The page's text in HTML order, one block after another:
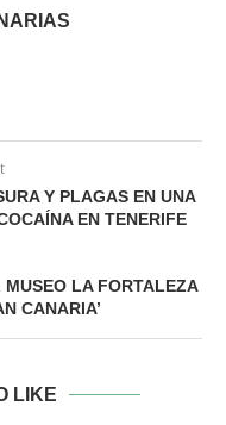
Y PLAGAS EN UNA
EN TENERIFE
LA FORTALEZA
CANARIA’
LIKE